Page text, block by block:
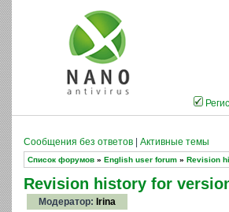
Сообщения без ответов Активные темы
Список форумов » English user forum » Revision
Revision history for
Модератор: Irina